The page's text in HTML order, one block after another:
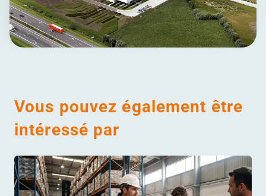
Vous pouvez également être
intéressé par